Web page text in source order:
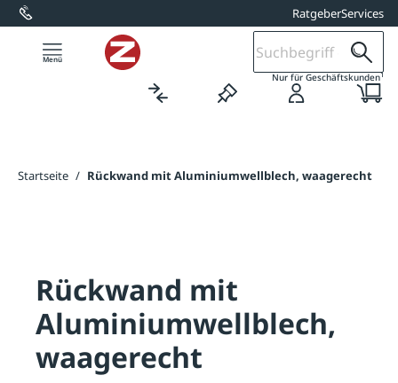
springen RatgeberServices
Nur für Geschäftskunden1
Startseite / Rückwand mit Aluminiumwellblech, waagerecht
Rückwand mit
Aluminiumwellblech,
waagerecht